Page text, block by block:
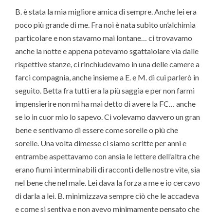
B. è stata la mia migliore amica di sempre. Anche lei era
poco più grande di me. Fra noi è nata subito un’alchimia
particolare e non stavamo mai lontane… ci trovavamo
anche la notte e appena potevamo sgattaiolare via dalle
rispettive stanze, ci rinchiudevamo in una delle camere a
farci compagnia, anche insieme a E. e M. di cui parlerò in
seguito. Betta fra tutti era la più saggia e per non farmi
impensierire non mi ha mai detto di avere la FC… anche
se io in cuor mio lo sapevo. Ci volevamo davvero un gran
bene e sentivamo di essere come sorelle o più che
sorelle. Una volta dimesse ci siamo scritte per anni e
entrambe aspettavamo con ansia le lettere dell’altra che
erano fiumi interminabili di racconti delle nostre vite, sia
nel bene che nel male. Lei dava la forza a me e io cercavo
di darla a lei. B. minimizzava sempre ciò che le accadeva
e come si sentiva e non avevo minimamente pensato che